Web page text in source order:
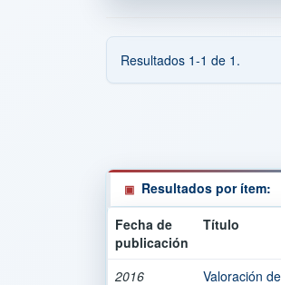
Resultados 1-1 de 1.
Resultados por ítem:
Fecha de
publicación
Título
2016 Valoración